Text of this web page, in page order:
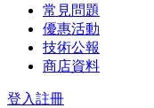
常見問題
優惠活動
技術公報
商店資料
登入註冊